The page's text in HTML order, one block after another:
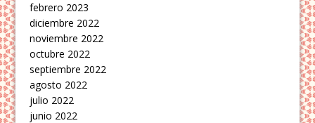
febrero 2023
diciembre 2022
noviembre 2022
octubre 2022
septiembre 2022
agosto 2022
julio 2022
junio 2022